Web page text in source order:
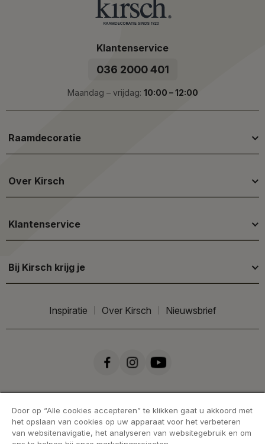
Klantenservice
036 2000 401
Maandag – vrijdag: 10:00 – 12:00
Raamdecoratie
Over Kirsch
Klantenservice
Bij Kirsch krijg je
Inspiratie Over Kirsch Nieuwsbrief
Door op “Alle cookies accepteren” te klikken gaat u akkoord met
het opslaan van cookies op uw apparaat voor het verbeteren
van websitenavigatie, het analyseren van websitegebruik en om